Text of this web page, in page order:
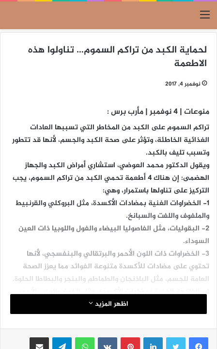
القائمة
لحماية الكبد من تراكم السموم… تناولوا هذه
الاطعمة
نوفمبر 4, 2017
منوعات | 4 نوفمبر | مأرب برس :
تراكم السموم على الكبد من المخاطر التي تسببها العادات
الغذائية الخاطئة، وتؤثر على صحة الكبد والجسم، لأنها قد تتطور
وتسبب تليف بالكبد.
ويقول الدكتور محمد العوضي، استشاري أمراض الكبد والجهاز
الهضمى: إن هناك 4 أطعمة تحمي الكبد من تراكم السموم، يجب
التركيز على تناولها باستمرار، وهي:
1- الخضراوات الغنية بمضادات الأكسدة، مثل البروكلي والقرنبيط
والملفوف واللفت والسبانخ.
2- البقوليات، مثل الفاصوليا البيضاء والفول واللوبيا ذات العين
السوداء.
3- الخضراوات ذات اللون الأحمر والبرتقالي والبنفسجي، لأنها
تحتوي على مضادات للأكسدة متنوعة الفوائد مما يعزز الصحة
العامة للجسم، مثل الباذنجان والطماطم والبنجر والبطاطا الحلوة.
4- الفاكهة الغنية بمضادات الأكسدة، مثل الخوخ والعنب الأحمر
والبرتقال والكرز والمشمش والتفاح.
المصدر:قناة العالم
اظهر المزيد
لينكدإنبينتيريست واتساب تيلقرام مشاركة عبر البريد